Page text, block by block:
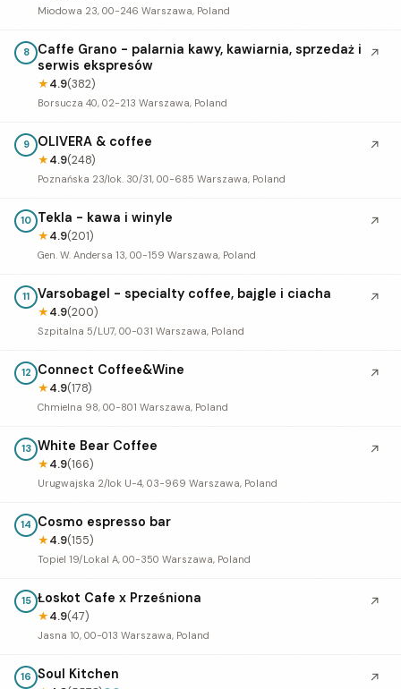
Miodowa 23, 00-246 Warszawa, Poland
8
Caffe Grano - palarnia kawy, kawiarnia, sprzedaż i
serwis ekspresów
★4.9(382)
Borsucza 40, 02-213 Warszawa, Poland
↗
9 OLIVERA & coffee
★4.9(248)
Poznańska 23/lok. 30/31, 00-685 Warszawa, Poland
↗
10 Tekla - kawa i winyle
★4.9(201)
Gen. W. Andersa 13, 00-159 Warszawa, Poland
↗
11 Varsobagel - specialty coffee, bajgle i ciacha
★4.9(200)
Szpitalna 5/LU7, 00-031 Warszawa, Poland
↗
12 Connect Coffee&Wine
★4.9(178)
Chmielna 98, 00-801 Warszawa, Poland
↗
13 White Bear Coffee
★4.9(166)
Urugwajska 2/lok U-4, 03-969 Warszawa, Poland
↗
14 Cosmo espresso bar
★4.9(155)
Topiel 19/Lokal A, 00-350 Warszawa, Poland
15 Łoskot Cafe x Prześniona
★4.9(47)
Jasna 10, 00-013 Warszawa, Poland
↗
16 Soul Kitchen ↗